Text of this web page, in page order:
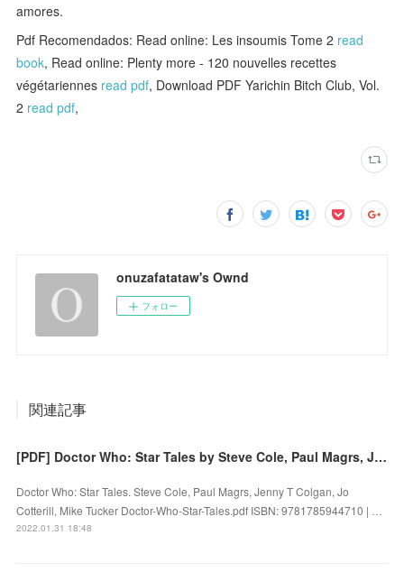
amores.
Pdf Recomendados: Read online: Les insoumis Tome 2 read
book, Read online: Plenty more - 120 nouvelles recettes
végétariennes read pdf, Download PDF Yarichin Bitch Club, Vol.
2 read pdf,
onuzafatataw's Ownd
フォロー
関連記事
[PDF] Doctor Who: Star Tales by Steve Cole, Paul Magrs, Jenny T Colgan, Jo Cotterill, Mike Tucker
Doctor Who: Star Tales. Steve Cole, Paul Magrs, Jenny T Colgan, Jo
Cotterill, Mike Tucker Doctor-Who-Star-Tales.pdf ISBN: 9781785944710 | …
2022.01.31 18:48